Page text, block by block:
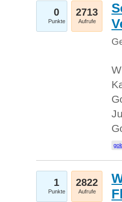
0
Punkte
2713
Aufrufe
1
Punkte
2822
Aufrufe